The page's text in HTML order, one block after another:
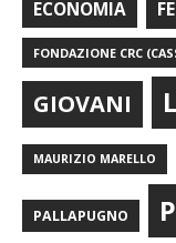
ECONOMIA
FONDAZIONE CRC
GIOVANI
MAURIZIO MARELLO
PALLAPUGNO